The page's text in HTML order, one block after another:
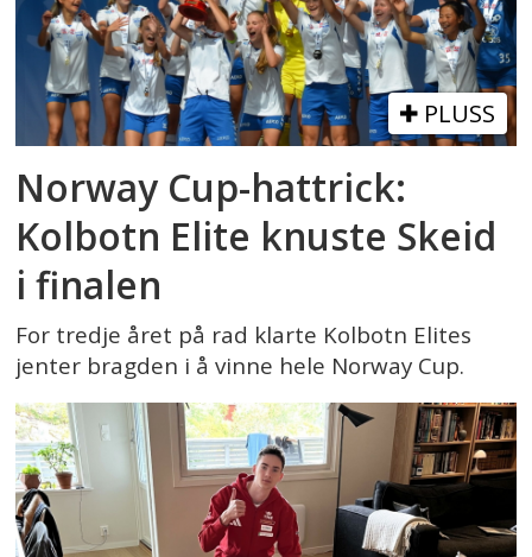
PLUSS
Norway Cup-hattrick:
Kolbotn Elite knuste Skeid
i finalen
For tredje året på rad klarte Kolbotn Elites
jenter bragden i å vinne hele Norway Cup.